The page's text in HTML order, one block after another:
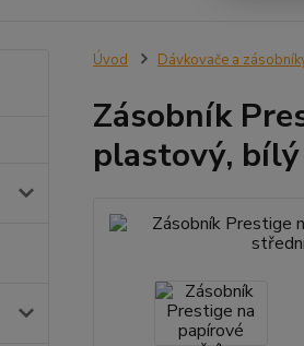
Úvod Dávkovače a
Zásobník
plastový, bílý